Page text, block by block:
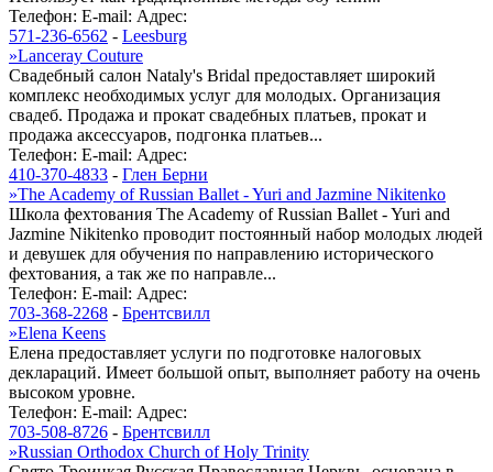
Телефон: E-mail: Адрес:
571-236-6562 - Leesburg
»Lanceray Couture
Свадебный салон Nataly's Bridal предоставляет широкий
комплекс необходимых услуг для молодых. Организация
свадеб. Продажа и прокат свадебных платьев, прокат и
продажа аксессуаров, подгонка платьев...
Телефон: E-mail: Адрес:
410-370-4833 - Глен Берни
»The Academy of Russian Ballet - Yuri and Jazmine Nikitenko
Школа фехтования The Academy of Russian Ballet - Yuri and
Jazmine Nikitenko проводит постоянный набор молодых людей
и девушек для обучения по направлению исторического
фехтования, а так же по направле...
Телефон: E-mail: Адрес:
703-368-2268 - Брентсвилл
»Elena Keens
Елена предоставляет услуги по подготовке налоговых
деклараций. Имеет большой опыт, выполняет работу на очень
высоком уровне.
Телефон: E-mail: Адрес:
703-508-8726 - Брентсвилл
»Russian Orthodox Church of Holy Trinity